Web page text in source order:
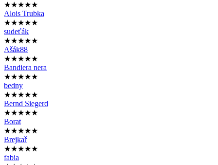
★★★★★
Alois Trubka
★★★★★
sudeťák
★★★★★
Ašák88
★★★★★
Bandiera nera
★★★★★
bedny
★★★★★
Bernd Siegerd
★★★★★
Borat
★★★★★
Brejkař
★★★★★
fabia